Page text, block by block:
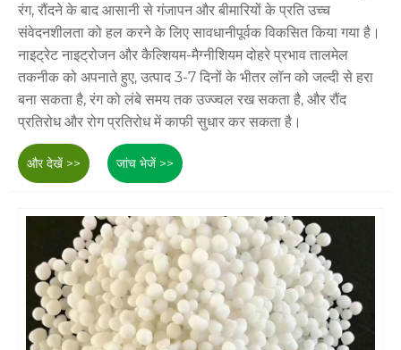
रंग, रौंदने के बाद आसानी से गंजापन और बीमारियों के प्रति उच्च
संवेदनशीलता को हल करने के लिए सावधानीपूर्वक विकसित किया गया है।
नाइट्रेट नाइट्रोजन और कैल्शियम-मैग्नीशियम दोहरे प्रभाव तालमेल
तकनीक को अपनाते हुए, उत्पाद 3-7 दिनों के भीतर लॉन को जल्दी से हरा
बना सकता है, रंग को लंबे समय तक उज्ज्वल रख सकता है, और रौंद
प्रतिरोध और रोग प्रतिरोध में काफी सुधार कर सकता है।
और देखें >> जांच भेजें >>